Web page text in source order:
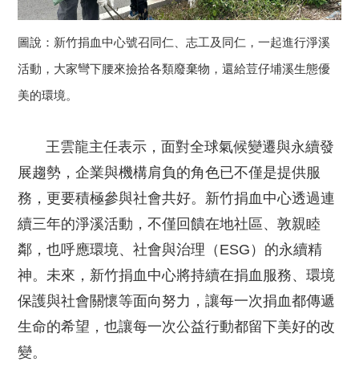
圖說：新竹捐血中心號召同仁、志工及同仁，一起進行淨溪
活動，大家彎下腰來撿拾各類廢棄物，還給荳仔埔溪生態優
美的環境。
王雲龍主任表示，面對全球氣候變遷與永續發
展趨勢，企業與機構肩負的角色已不僅是提供服
務，更要積極參與社會共好。新竹捐血中心透過連
續三年的淨溪活動，不僅回饋在地社區、敦親睦
鄰，也呼應環境、社會與治理（ESG）的永續精
神。未來，新竹捐血中心將持續在捐血服務、環境
保護與社會關懷等面向努力，讓每一次捐血都傳遞
生命的希望，也讓每一次公益行動都留下美好的改
變。